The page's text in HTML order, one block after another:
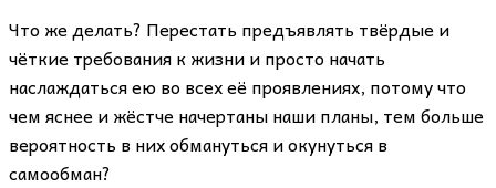
Что же делать? Перестать предъявлять твёрдые и
чёткие требования к жизни и просто начать
наслаждаться ею во всех её проявлениях, потому что
чем яснее и жёстче начертаны наши планы, тем больше
вероятность в них обмануться и окунуться в
самообман?